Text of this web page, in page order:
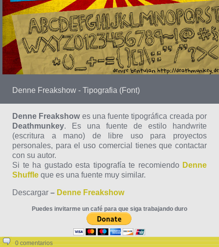
Denne Freakshow - Tipografia (Font)
Denne Freakshowes una fuente tipográfica creada por
Deathmunkey. Es una fuente de estilo handwrite
(escritura a mano) de libre uso para proyectos
personales, para el uso comercial tienes que contactar
con su autor.
Si te ha gustado esta tipografía te recomiendo Denne
Shuffle que es una fuente muy similar.
Descargar – Denne Freakshow
Puedes invitarme un café para que siga trabajando duro
0 comentarios